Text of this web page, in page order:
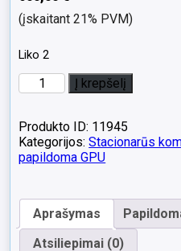
(įskaitant 21% PVM)
Liko 2
produkto
kiekis:
Z440
Workstation
Intel
2690
V4
14
Į krepšelį
Produkto ID: 11945
Kategorijos:Stacionarūs
papildoma GPU
Aprašymas
Atsiliepimai (0)